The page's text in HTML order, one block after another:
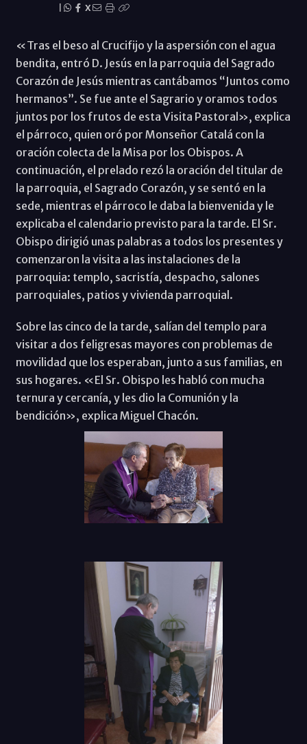
X
«Tras el beso al Crucifijo y la aspersión con el agua
bendita, entró D. Jesús en la parroquia del Sagrado
Corazón de Jesús mientras cantábamos “Juntos como
hermanos”. Se fue ante el Sagrario y oramos todos
juntos por los frutos de esta Visita Pastoral», explica
el párroco, quien oró por Monseñor Catalá con la
oración colecta de la Misa por los Obispos. A
continuación, el prelado rezó la oración del titular de
la parroquia, el Sagrado Corazón, y se sentó en la
sede, mientras el párroco le daba la bienvenida y le
explicaba el calendario previsto para la tarde. El Sr.
Obispo dirigió unas palabras a todos los presentes y
comenzaron la visita a las instalaciones de la
parroquia: templo, sacristía, despacho, salones
parroquiales, patios y vivienda parroquial.
Sobre las cinco de la tarde, salían del templo para
visitar a dos feligresas mayores con problemas de
movilidad que los esperaban, junto a sus familias, en
sus hogares. «El Sr. Obispo les habló con mucha
ternura y cercanía, y les dio la Comunión y la
bendición», explica Miguel Chacón.